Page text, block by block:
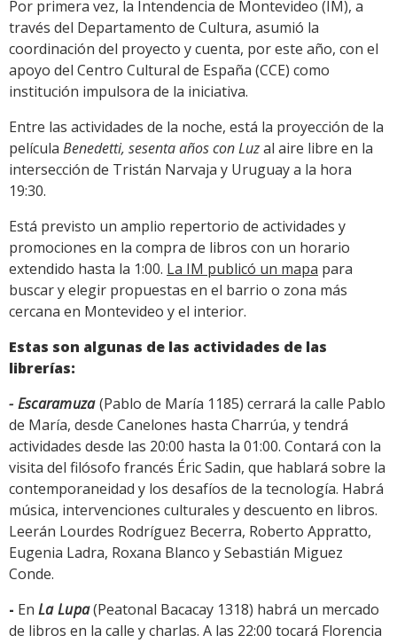
Por primera vez, la Intendencia de Montevideo (IM), a
través del Departamento de Cultura, asumió la
coordinación del proyecto y cuenta, por este año, con el
apoyo del Centro Cultural de España (CCE) como
institución impulsora de la iniciativa.
Entre las actividades de la noche, está la proyección de la
película Benedetti, sesenta años con Luzal aire libre en la
intersección de Tristán Narvaja y Uruguay a la hora
19:30.
Está previsto un amplio repertorio de actividades y
promociones en la compra de libros con un horario
extendido hasta la 1:00. La IM publicó un mapa para
buscar y elegir propuestas en el barrio o zona más
cercana en Montevideo y el interior.
Estas son algunas de las actividades de las
librerías:
- Escaramuza(Pablo de María 1185) cerrará la calle Pablo
de María, desde Canelones hasta Charrúa, y tendrá
actividades desde las 20:00 hasta la 01:00. Contará con la
visita del filósofo francés Éric Sadin, que hablará sobre la
contemporaneidad y los desafíos de la tecnología. Habrá
música, intervenciones culturales y descuento en libros.
Leerán Lourdes Rodríguez Becerra, Roberto Appratto,
Eugenia Ladra, Roxana Blanco y Sebastián Miguez
Conde.
- En La Lupa(Peatonal Bacacay 1318) habrá un mercado
de libros en la calle y charlas. A las 22:00 tocará Florencia